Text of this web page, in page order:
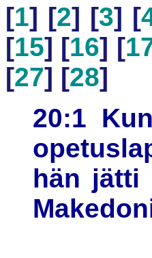
[1] [2] [3] [
[15] [16] [
[27] [28]
20:1
hän jätti